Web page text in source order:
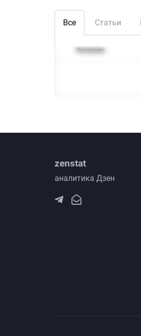
Все Статьи
Название
zenstat
аналитика Дзен